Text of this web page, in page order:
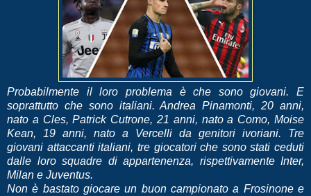
Probabilmente il loro problema è che sono giovani. E
soprattutto che sono italiani. Andrea Pinamonti, 20 anni,
nato a Cles, Patrick Cutrone, 21 anni, nato a Como, Moise
Kean, 19 anni, nato a Vercelli da genitori ivoriani. Tre
giovani attaccanti italiani, tre giocatori che sono stati ceduti
dalle loro squadre di appartenenza, rispettivamente Inter,
Milan e Juventus.
Non è bastato giocare un buon campionato a Frosinone e